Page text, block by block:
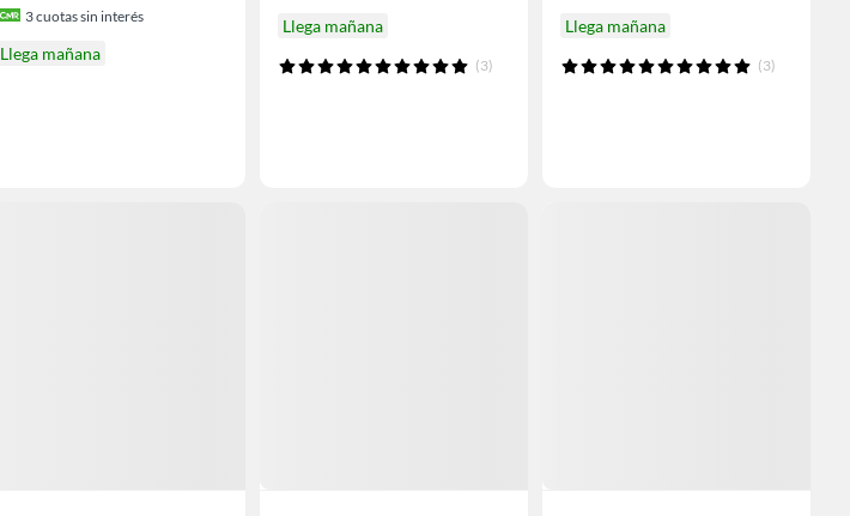
3cuotas sin interés
Llega mañana
Llega mañana
(3)
Llega mañana
(3)